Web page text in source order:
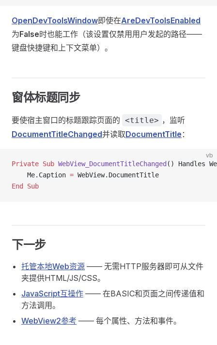
OpenDevToolsWindow即使在AreDevToolsEnabled
为False时也能工作（该设置仅禁用用户发起的路径——
键盘快捷键和上下文菜单）。
窗体标题同步
要使宿主窗口的标题跟踪页面的 <title> ，监听
DocumentTitleChanged并读取DocumentTitle ：
vb
Private Sub WebView_DocumentTitleChanged () Handles
    Me.Caption
= WebView.DocumentTitle
End Sub
下一步
托管本地Web资源 —— 无需HTTP服务器即可从文件
夹提供HTML/JS/CSS。
JavaScript互操作 —— 在BASIC和页面之间传递值和
方法调用。
WebView2参考 —— 每个属性、方法和事件。